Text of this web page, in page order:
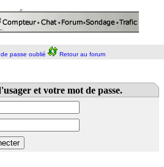
passe oublié Retour au forum
et votre mot de passe.